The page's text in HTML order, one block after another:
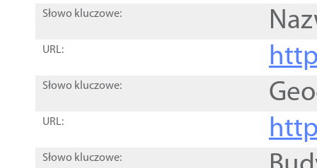
Słowo kluczowe:
URL:
Słowo kluczowe:
URL:
Słowo kluczowe: